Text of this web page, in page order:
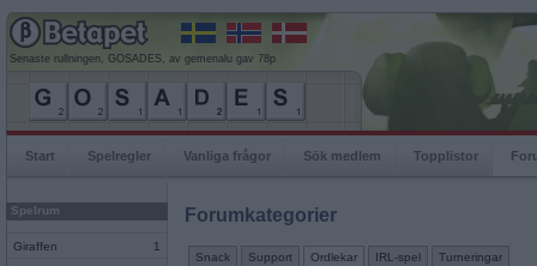
Senaste rullningen, GOSADES, av gemenalu gav 78p
Start Spelregler Vanliga frågor Sök medlem Topplistor
Spelrum
Giraffen 1
Forumkategorier
Snack Support Ordlekar IRL-spel Turneringar